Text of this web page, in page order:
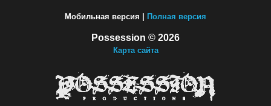
Мобильная версия | Полная версия
Possession © 2026
Карта сайта